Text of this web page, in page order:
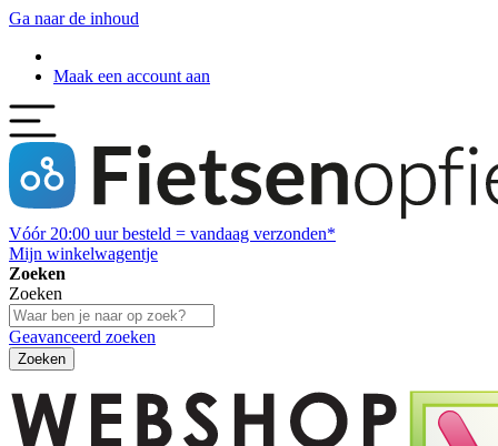
Ga naar de inhoud
Maak een account aan
Vóór 20:00 uur besteld = vandaag verzonden*
Mijn winkelwagentje
Zoeken
Zoeken
Geavanceerd zoeken
Zoeken